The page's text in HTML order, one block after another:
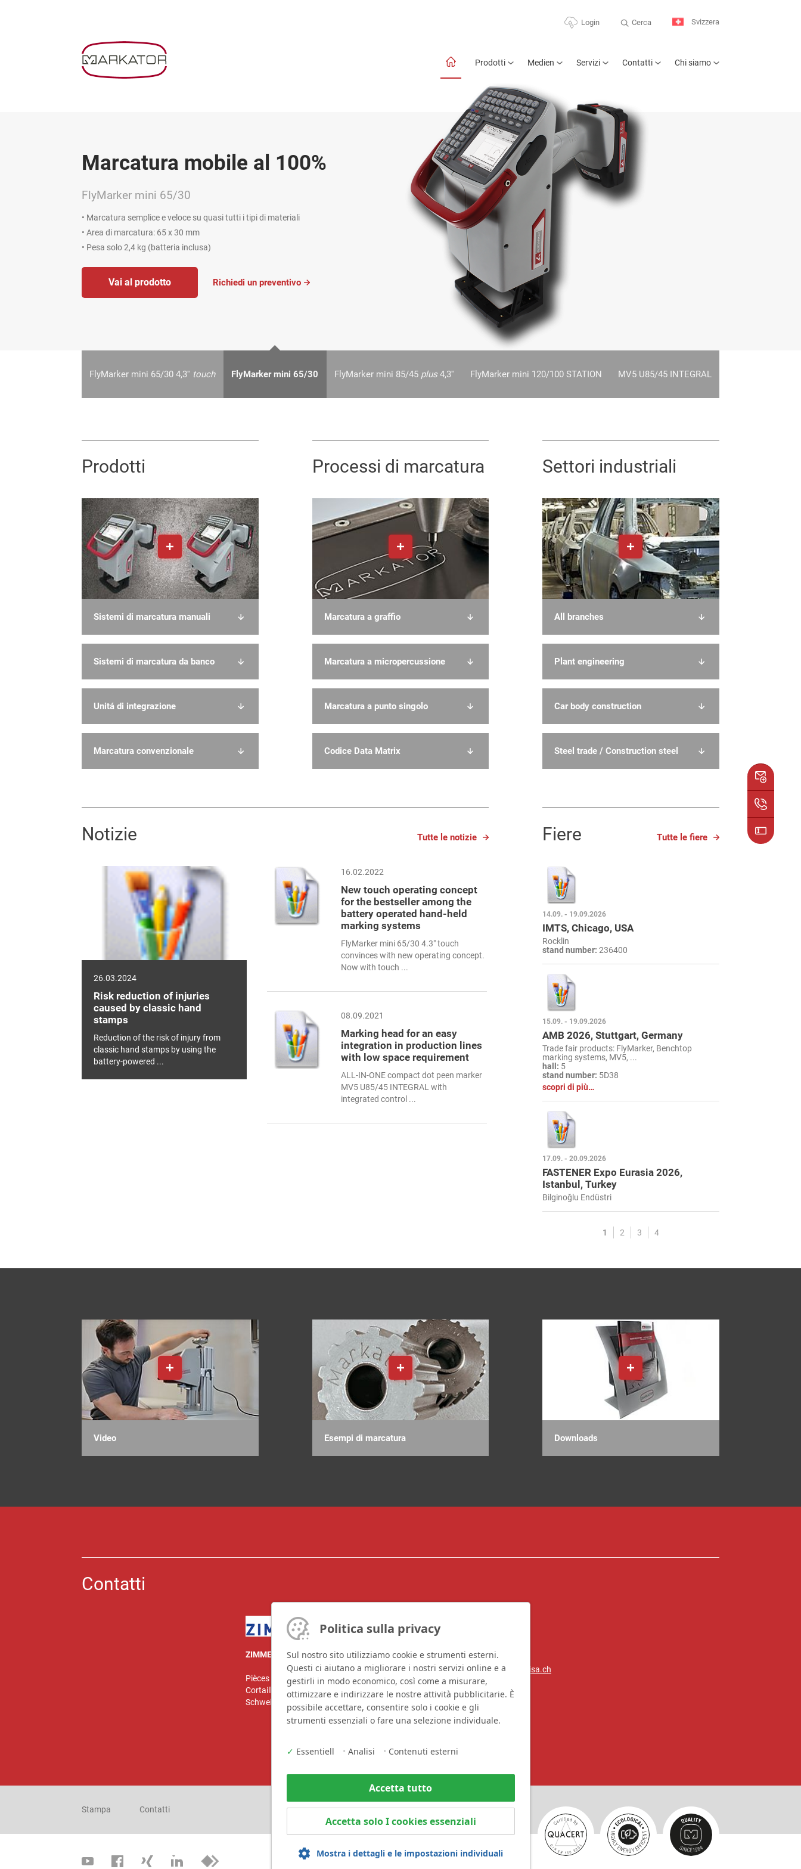
Login Cerca Svizzera
Prodotti Medien Servizi Contatti Chi siamo
Marcatura mobile al 100%
FlyMarker mini 65/30
• Marcatura semplice e veloce su quasi tutti i tipi di materiali
• Area di marcatura: 65 x 30 mm
• Pesa solo 2,4 kg (batteria inclusa)
Vai al prodotto Richiedi un preventivo
FlyMarker mini 65/30 4,3'' touch FlyMarker mini 65/30 FlyMarker mini 85/45 plus4,3'' FlyMarker mini 120/100 STATION MV5 U85/45 INTEGRAL
Prodotti
Sistemi di marcatura manuali
Sistemi di marcatura da banco
Unitá di integrazione
Marcatura convenzionale
Processi di marcatura
Marcatura a graffio
Marcatura a micropercussione
Marcatura a punto singolo
Codice Data Matrix
Settori industriali
All branches
Plant engineering
Car body construction
Steel trade / Construction steel
Notizie Tutte le notizie
26.03.2024
Risk reduction of injuries
caused by classic hand
stamps
Reduction of the risk of injury from
classic hand stamps by using the
battery-powered ...
16.02.2022
New touch operating concept
for the bestseller among the
battery operated hand-held
marking systems
FlyMarker mini 65/30 4.3" touch
convinces with new operating concept.
Now with touch ...
08.09.2021
Marking head for an easy
integration in production lines
with low space requirement
ALL-IN-ONE compact dot peen marker
MV5 U85/45 INTEGRAL with
integrated control ...
Fiere Tutte le fiere
14.09. - 19.09.2026
IMTS, Chicago, USA
Rocklin
stand number: 236400
15.09. - 19.09.2026
AMB 2026, Stuttgart, Germany
Trade fair products: FlyMarker, Benchtop
marking systems, MV5, ...
hall: 5
stand number: 5D38
scopri di più…
17.09. - 20.09.2026
FASTENER Expo Eurasia 2026,
Istanbul, Turkey
Bilginoğlu Endüstri
1 2 3 4
Video Esempi di marcatura Downloads
Contatti
ZIMMERLI S.A.
Pièces - Chaperon 14
Cortaillod / NE 2016
Schweiz
Martha Seidenschnur
Telefono: +41 32 842 63 33
E-Mail: mseidenschnur@zimmerlisa.ch
Sito Web:www.zimmerlisa.ch
Stampa Contatti
Politica sulla privacy
Sul nostro sito utilizziamo cookie e strumenti esterni.
Questi ci aiutano a migliorare i nostri servizi online e a
gestirli in modo economico, così come a misurare,
ottimizzare e indirizzare le nostre attività pubblicitarie. È
possibile accettare, consentire solo i cookie e gli
strumenti essenziali o fare una selezione individuale.
✓ Essentiell • Analisi • Contenuti esterni
Accetta tutto
Accetta solo I cookies essenziali
Mostra i dettagli e le impostazioni individuali